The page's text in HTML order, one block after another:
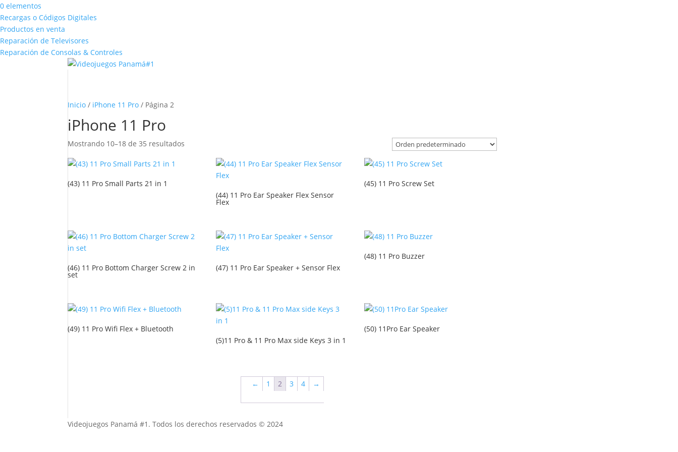
0 elementos
Recargas o Códigos Digitales
Productos en venta
Reparación de Televisores
Reparación de Consolas & Controles
Inicio / iPhone 11 Pro / Página 2
iPhone 11 Pro
Mostrando 10–18 de 35 resultados
(43) 11 Pro Small Parts 21 in 1
(44) 11 Pro Ear Speaker Flex Sensor
Flex
(45) 11 Pro Screw Set
(46) 11 Pro Bottom Charger Screw 2 in
set
(47) 11 Pro Ear Speaker + Sensor Flex
(48) 11 Pro Buzzer
(49) 11 Pro Wifi Flex + Bluetooth
(5)11 Pro & 11 Pro Max side Keys 3 in 1
(50) 11Pro Ear Speaker
← 1 2 3 4 →
Videojuegos Panamá #1. Todos los derechos reservados © 2024